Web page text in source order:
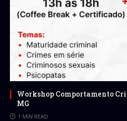
Workshop Comportamento
MG
1 MIN READ